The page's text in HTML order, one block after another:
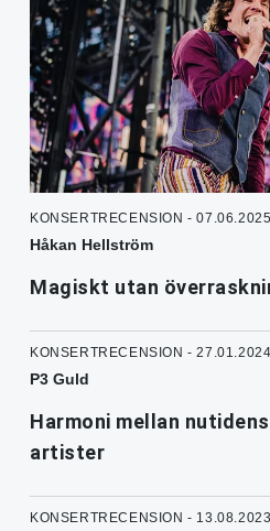
KONSERTRECENSION - 07.06.2025
Håkan Hellström
Magiskt utan
KONSERTRECENSION - 27.01.2024
P3 Guld
Harmoni mellan
artister
KONSERTRECENSION - 13.08.2023